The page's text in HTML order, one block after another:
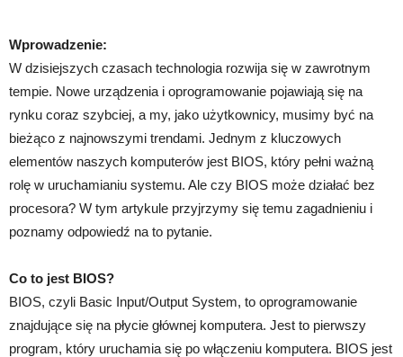
Wprowadzenie:
W dzisiejszych czasach technologia rozwija się w zawrotnym
tempie. Nowe urządzenia i oprogramowanie pojawiają się na
rynku coraz szybciej, a my, jako użytkownicy, musimy być na
bieżąco z najnowszymi trendami. Jednym z kluczowych
elementów naszych komputerów jest BIOS, który pełni ważną
rolę w uruchamianiu systemu. Ale czy BIOS może działać bez
procesora? W tym artykule przyjrzymy się temu zagadnieniu i
poznamy odpowiedź na to pytanie.
Co to jest BIOS?
BIOS, czyli Basic Input/Output System, to oprogramowanie
znajdujące się na płycie głównej komputera. Jest to pierwszy
program, który uruchamia się po włączeniu komputera. BIOS jest